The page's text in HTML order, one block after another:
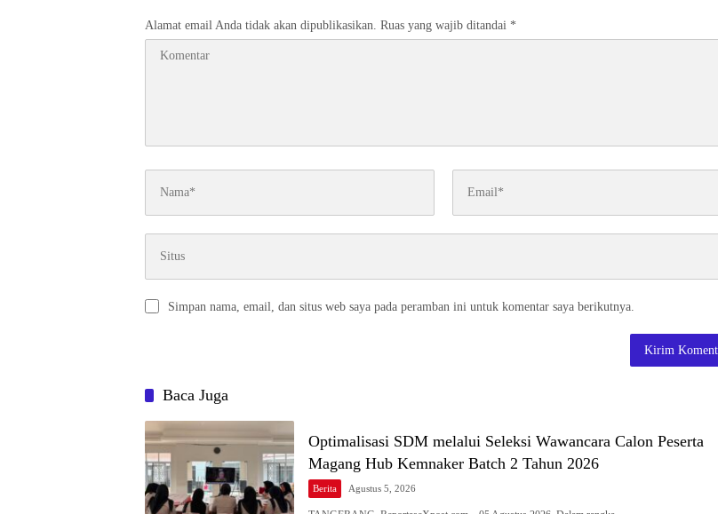
Alamat email Anda tidak akan dipublikasikan. Ruas yang wajib ditandai *
Simpan nama, email, dan situs web saya pada peramban ini untuk komentar saya berikutnya.
Baca Juga
Optimalisasi SDM melalui Seleksi Wawancara Calon Peserta
Magang Hub Kemnaker Batch 2 Tahun 2026
Berita Agustus 5, 2026